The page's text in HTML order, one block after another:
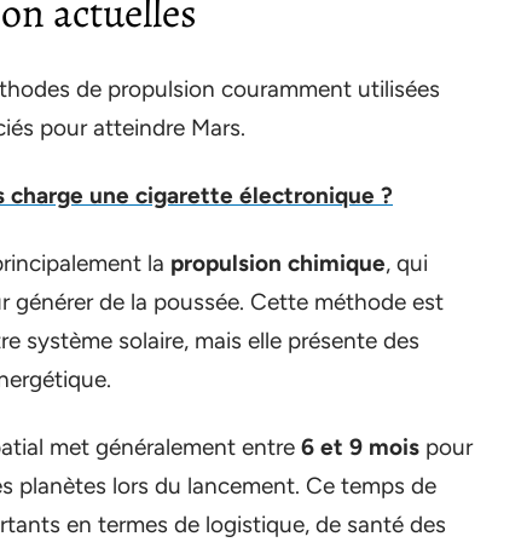
actuelles
de propulsion couramment utilisées
pour atteindre Mars.
charge une cigarette électronique ?
la propulsion chimique, qui
de la poussée. Cette méthode est
système solaire, mais elle présente des
met généralement entre 6 et 9 mois pour
planètes lors du lancement. Ce temps de
en termes de logistique, de santé des